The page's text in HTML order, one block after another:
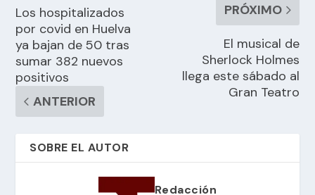
Los hospitalizados
por covid en Huelva
ya bajan de 50 tras
sumar 382 nuevos
positivos
ANTERIOR
PRÓXIMO
El musical de
Sherlock Holmes
llega este sábado al
Gran Teatro
SOBRE EL AUTOR
Redacción